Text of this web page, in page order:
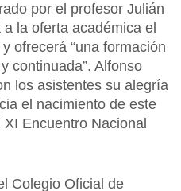
por el profesor Julián
la oferta académica el
ofrecerá “una formación
continuada”. Alfonso
los asistentes su alegría
el nacimiento de este
Encuentro Nacional
Colegio Oficial de